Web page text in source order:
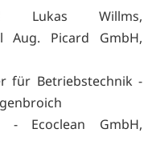
Lukas Willms,
Aug. Picard GmbH,
für Betriebstechnik -
- Ecoclean GmbH,